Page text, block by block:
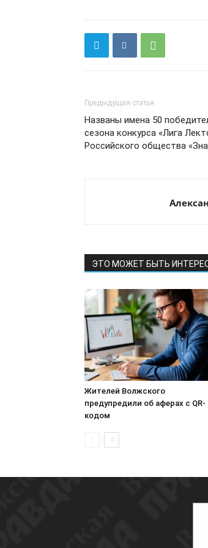
Предыдущая статья
Названы имена 50
сезона конкурса «Лига
Российского общества
ЭТО МОЖЕТ БЫТЬ
Жителей Волжского
предупредили об аферах с QR-
кодом